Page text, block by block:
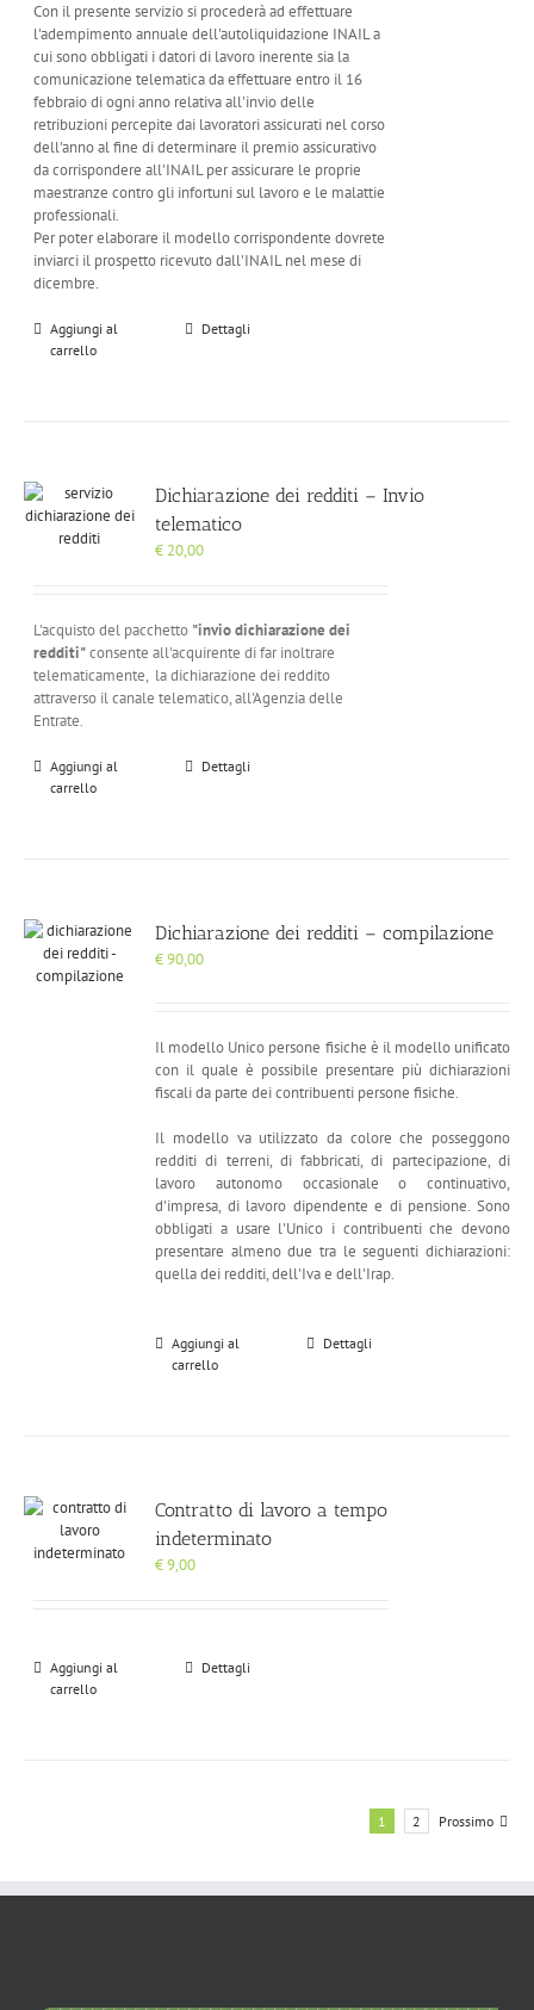
Con il presente servizio si procederà ad effettuare
l'adempimento annuale dell'autoliquidazione INAIL a
cui sono obbligati i datori di lavoro inerente sia la
comunicazione telematica da effettuare entro il 16
febbraio di ogni anno relativa all'invio delle
retribuzioni percepite dai lavoratori assicurati nel corso
dell'anno al fine di determinare il premio assicurativo
da corrispondere all'INAIL per assicurare le proprie
maestranze contro gli infortuni sul lavoro e le malattie
professionali.
Per poter elaborare il modello corrispondente dovrete
inviarci il prospetto ricevuto dall'INAIL nel mese di
dicembre.
Aggiungi al
carrello
Dettagli
Dichiarazione dei redditi – Invio
telematico
€ 20,00
L'acquisto del pacchetto "invio dichiarazione dei
redditi"consente all'acquirente di far inoltrare
telematicamente, la dichiarazione dei reddito
attraverso il canale telematico, all'Agenzia delle
Entrate.
Aggiungi al
carrello
Dettagli
Dichiarazione dei redditi – compilazione
€90,00
Il modello Unico persone fisiche è il modello unificato
con il quale è possibile presentare più dichiarazioni
fiscali da parte dei contribuenti persone fisiche.
Il modello va utilizzato da colore che posseggono
redditi di terreni, di fabbricati, di partecipazione, di
lavoro autonomo occasionale o continuativo,
d'impresa, di lavoro dipendente e di pensione. Sono
obbligati a usare l'Unico i contribuenti che devono
presentare almeno due tra le seguenti dichiarazioni:
quella dei redditi, dell'Iva e dell'Irap.
Aggiungi al
carrello
Dettagli
Contratto di lavoro a tempo
indeterminato
€9,00
Aggiungi al
carrello
Dettagli
1 2 Prossimo